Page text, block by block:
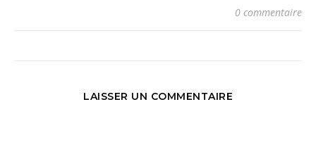
0 commentaire
LAISSER UN COMMENTAIRE